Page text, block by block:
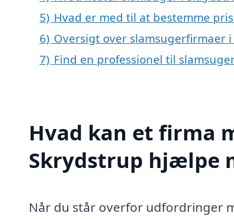
5) Hvad er med til at bestemme
6) Oversigt over slamsugerfirmaer
7) Find en professionel til
Hvad kan et firma
Skrydstrup hjælpe
Når du står overfor udfordringer